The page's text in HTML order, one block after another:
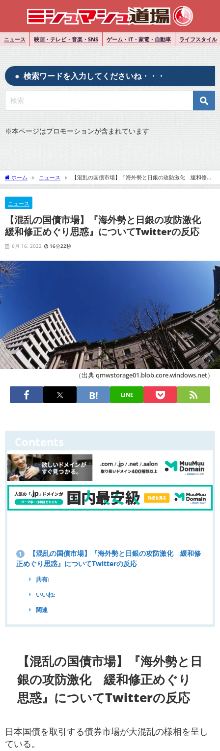
ニュース 映画・テレビ・音楽・SNS ゲーム・IT・家電・自動車 ライフスタイル
検索ワードを入力してくださいね・・・
※本ページはプロモーションが含まれています
ホーム ニュース
【混乱の国債市場】『海外勢と日銀の攻防激化 緩和修正
めぐり思惑』についてTwitterの反応
ニュース
【混乱の国債市場】『海外勢と日銀の攻防激化
緩和修正めぐり思惑』についてTwitterの反応
6月 16, 2022 16分22秒
（出典 qmwstorage01.blob.core.windows.net）
LINE
Contents
1
【混乱の国債市場】『海外勢と日銀の攻防激化 緩和修
正めぐり思惑』についてTwitterの反応
共有:
いいね:
関連
【混乱の国債市場】『海外勢と日
銀の攻防激化 緩和修正めぐり
思惑』についてTwitterの反応
日本国債を取引する債券市場が大混乱の様相を呈し
ている。